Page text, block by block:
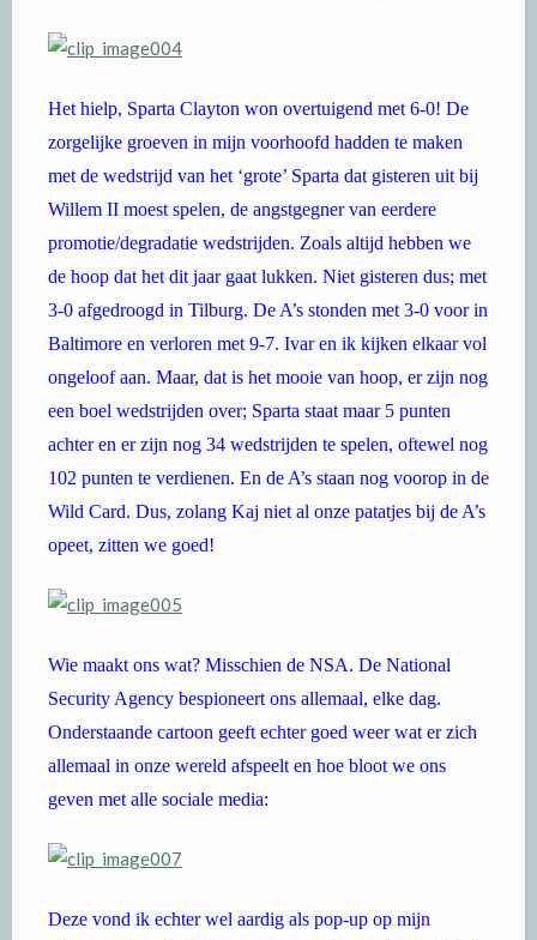
Het hielp, Sparta Clayton won overtuigend met 6-0! De
zorgelijke groeven in mijn voorhoofd hadden te maken
met de wedstrijd van het ‘grote’ Sparta dat gisteren uit bij
Willem II moest spelen, de angstgegner van eerdere
promotie/degradatie wedstrijden. Zoals altijd hebben we
de hoop dat het dit jaar gaat lukken. Niet gisteren dus; met
3-0 afgedroogd in Tilburg. De A’s stonden met 3-0 voor in
Baltimore en verloren met 9-7. Ivar en ik kijken elkaar vol
ongeloof aan. Maar, dat is het mooie van hoop, er zijn nog
een boel wedstrijden over; Sparta staat maar 5 punten
achter en er zijn nog 34 wedstrijden te spelen, oftewel nog
102 punten te verdienen. En de A’s staan nog voorop in de
Wild Card. Dus, zolang Kaj niet al onze patatjes bij de A’s
opeet, zitten we goed!
Wie maakt ons wat? Misschien de NSA. De National
Security Agency bespioneert ons allemaal, elke dag.
Onderstaande cartoon geeft echter goed weer wat er zich
allemaal in onze wereld afspeelt en hoe bloot we ons
geven met alle sociale media:
Deze vond ik echter wel aardig als pop-up op mijn